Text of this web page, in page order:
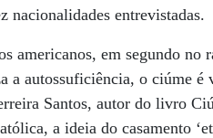
nacionalidades entrevistadas.
americanos, em segundo
a autossuficiência, o ciúme
Santos, autor do livro
a ideia do casamento